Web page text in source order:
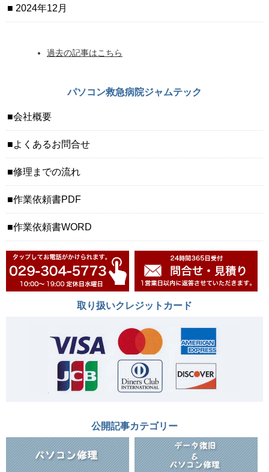
2024年12月
過去の記事はこちら
パソコン救急病院ジャムテック
会社概要
よくあるお問合せ
修理までの流れ
作業依頼書PDF
作業依頼書WORD
取り扱いクレジットカード
公開記事カテゴリー